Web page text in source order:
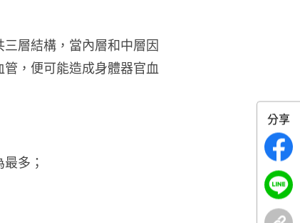
層結構，當內層和中層因
，便可能造成身體器官血
多；
分享